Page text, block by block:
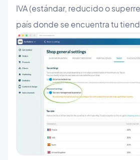
IVA (estándar, reducido o
país donde se encuentra tu